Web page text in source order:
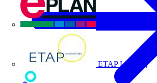
ETAP Lighting